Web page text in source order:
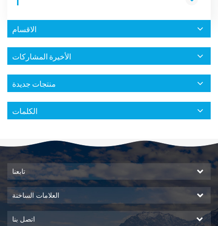
الاقسام
الأخيرة المشاركات
منتجات جديدة
الكلمات
تابعنا
العلامات الساخنة
اتصل بنا